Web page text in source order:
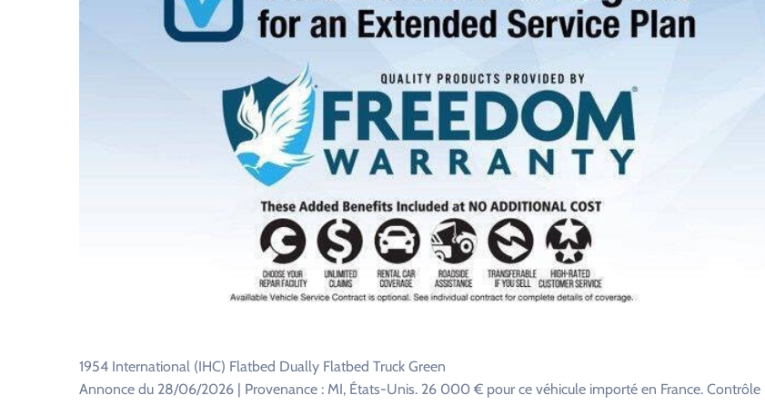
1954 International (IHC) Flatbed Dually Flatbed Truck Green
Annonce du 28/06/2026 | Provenance : MI, États-Unis. 26 000 € pour ce véhicule importé en France. Contrôle